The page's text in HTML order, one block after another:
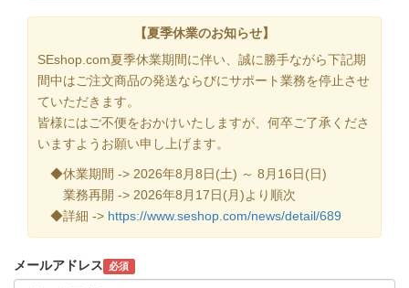
【夏季休業のお知らせ】
SEshop.com夏季休業期間に伴い、誠に勝手ながら下記期
間中はご注文商品の発送ならびにサポート業務を停止させ
ていただきます。
皆様にはご不便をおかけいたしますが、何卒ご了承くださ
いますようお願い申し上げます。
◆休業期間 -> 2026年8月8日(土) ～ 8月16日(日)
業務再開 -> 2026年8月17日(月)より順次
◆詳細 -> https://www.seshop.com/news/detail/689
メールアドレス 必須